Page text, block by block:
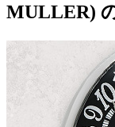
MULLER)